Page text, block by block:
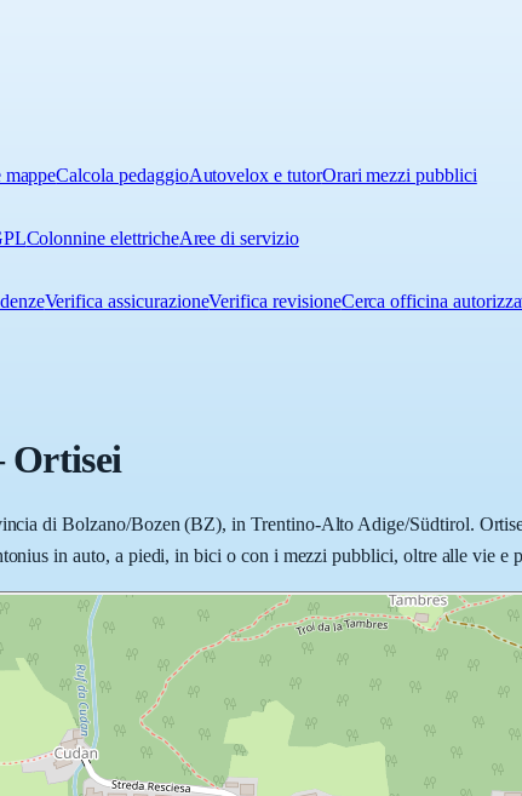
mappeCalcola pedaggioAutovelox e tutorOrari mezzi pubblici
Colonnine elettricheAree di servizio
Verifica assicurazioneVerifica revisioneCerca officina
Ortisei
di Bolzano/Bozen (BZ), in Trentino-Alto Adige/Südtirol.
in auto, a piedi, in bici o con i mezzi pubblici, oltre alle vie e